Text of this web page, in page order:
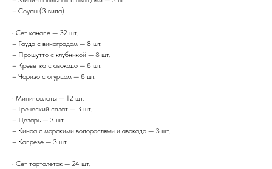
– Соусы (3 вида)
• Сет канапе — 32 шт.
– Гауда с виноградом — 8 шт.
– Прошутто с клубникой — 8 шт.
– Креветка с авокадо — 8 шт.
– Чоризо с огурцом — 8 шт.
• Мини-салаты — 12 шт.
– Греческий салат — 3 шт.
– Цезарь — 3 шт.
– Киноа с морскими водорослями и авокадо — 3 шт.
– Капрезе — 3 шт.
• Сет тарталеток — 24 шт.